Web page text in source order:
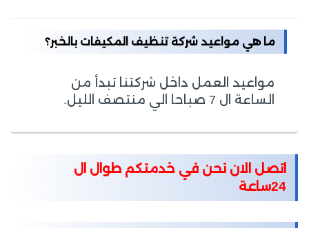
ما هي مواعيد شركة تنظيف المكيفات بالخبر؟
مواعيد العمل داخل شركتنا تبدأ من
الساعة ال 7 صباحا الي منتصف الليل.
اتصل الان نحن في خدمتكم طوال ال
24ساعة